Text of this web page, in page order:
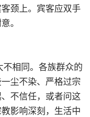
颈上。宾客应双手
。
相同。各族群众的
尘不染、严格过宗
不信任，或者问这
影响深刻，生活中